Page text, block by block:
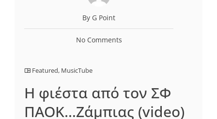
By G Point
No Comments
Featured, MusicTube
Η φιέστα από τον ΣΦ
ΠΑΟΚ…Ζάμπιας (video)